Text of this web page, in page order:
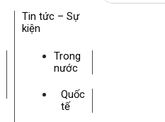
Tin tức – Sự
kiện
Trong
nước
Quốc
tế